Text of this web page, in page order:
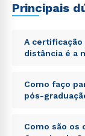
Principais
A certificação
distância é a
Sed ut
voluptatem
totam rem
explicabo.
Como faço
pós-
Sed ut
voluptatem
Como são os